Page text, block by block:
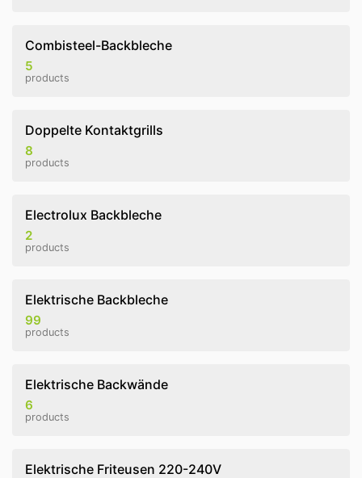
Combisteel-Backbleche
5
products
Doppelte Kontaktgrills
8
products
Electrolux Backbleche
2
products
Elektrische Backbleche
99
products
Elektrische Backwände
6
products
Elektrische Friteusen 220-240V